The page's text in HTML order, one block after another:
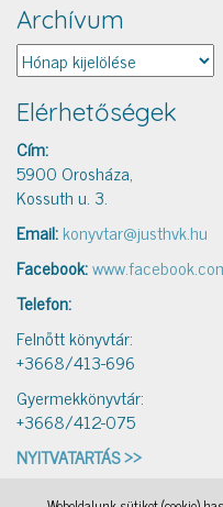
Archívum
Archívum
Elérhetőségek
Cím:
5900 Orosháza,
Kossuth u. 3.
Email:konyvtar@justhvk.hu
Facebook:
Telefon:
Felnőtt könyvtár:
+3668/413-696
Gyermekkönyvtár:
+3668/412-075
NYITVATARTÁS >>